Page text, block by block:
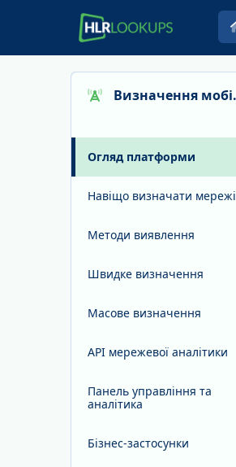
Визначення мобільної мережі
Огляд платформи
Навіщо визначати мережі
Методи виявлення
Швидке визначення
Масове визначення
API мережевої аналітики
Панель управління та
аналітика
Бізнес-застосунки